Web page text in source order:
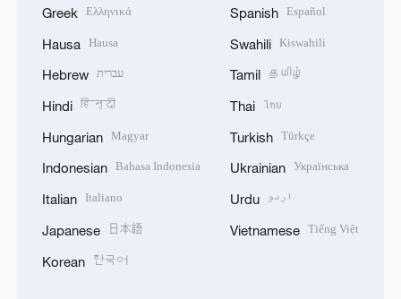
Greek Ελληνικά
Hausa Hausa
Hebrew עברית
Hindi हिन्दी
Hungarian Magyar
Indonesian Bahasa Indonesia
Italian Italiano
Japanese 日本語
Korean 한국어
Spanish Español
Swahili Kiswahili
Tamil தமிழ்
Thai ไทย
Turkish Türkçe
Ukrainian Українська
Urdu اردو
Vietnamese Tiếng Việt